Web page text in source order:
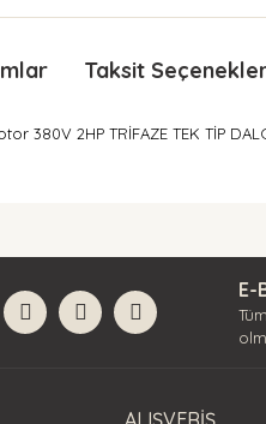
Taksit
380V 2HP TRİFAZE TEK TİP
bilgiler bulunuyor.
olmalı.
E-
ALIŞVERİŞ